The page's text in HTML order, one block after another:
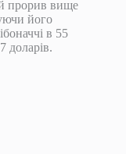
прорив вище
його
в 55
доларів.